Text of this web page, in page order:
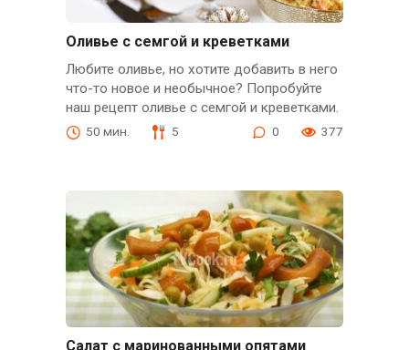
Оливье с семгой и креветками
Любите оливье, но хотите добавить в него
что-то новое и необычное? Попробуйте
наш рецепт оливье с семгой и креветками.
50 мин. 5 0 377
Салат с маринованными опятами